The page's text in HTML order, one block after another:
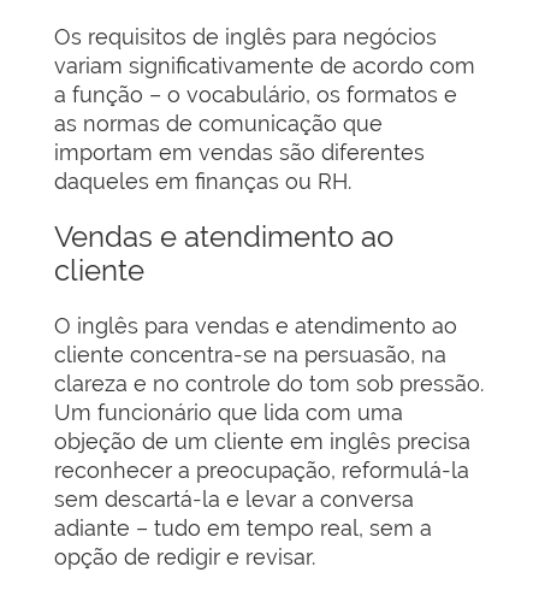
Os requisitos de inglês para negócios
variam significativamente de acordo com
a função – o vocabulário, os formatos e
as normas de comunicação que
importam em vendas são diferentes
daqueles em finanças ou RH.
Vendas e atendimento ao
cliente
O inglês para vendas e atendimento ao
cliente concentra-se na persuasão, na
clareza e no controle do tom sob pressão.
Um funcionário que lida com uma
objeção de um cliente em inglês precisa
reconhecer a preocupação, reformulá-la
sem descartá-la e levar a conversa
adiante – tudo em tempo real, sem a
opção de redigir e revisar.